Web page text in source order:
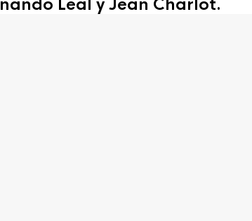
Leal y Jean Charlot.